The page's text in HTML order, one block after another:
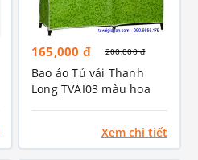
165,000 đ 200,000 đ
Bao áo Tủ vải Thanh
Long TVAI03 màu hoa
Xem chi tiết